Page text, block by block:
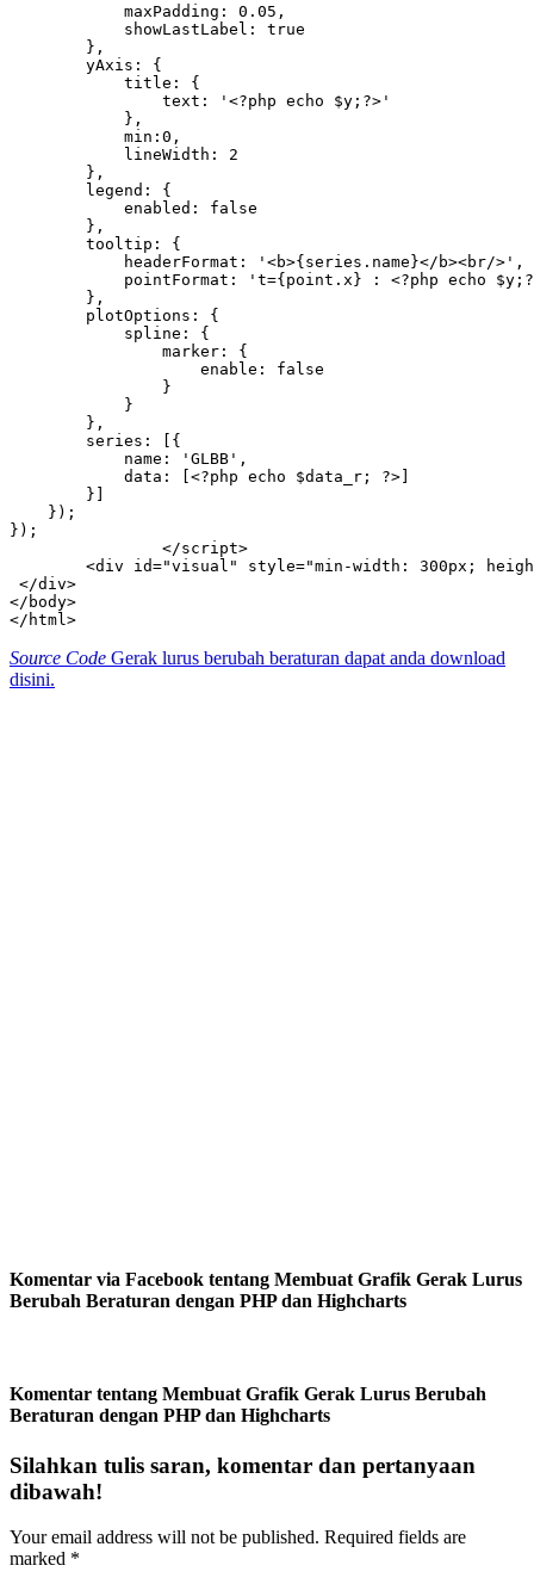
            maxPadding: 0.05,
            showLastLabel: true
        },
        yAxis: {
            title: {
                text: '<?php echo $y;?>'
            },
            min:0,
            lineWidth: 2
        },
        legend: {
            enabled: false
        },
        tooltip: {
            headerFormat: '<b>{series.name}</b><br/>',
pointFormat: 't={point.x} : <?php echo
        },
        plotOptions: {
            spline: {
                marker: {
                    enable: false
                }
            }
        },
        series: [{
            name: 'GLBB',
            data: [<?php echo $data_r; ?>]
        }]
    });
});
<div id="visual" style="min-width: 300px;
</div>
</body>
Source Code Gerak lurus berubah beraturan dapat anda download
disini.
Komentar via Facebook tentang Membuat Grafik Gerak Lurus
Berubah Beraturan dengan PHP dan Highcharts
Komentar tentang Membuat Grafik Gerak Lurus Berubah
Beraturan dengan PHP dan Highcharts
Silahkan tulis saran, komentar dan pertanyaan
dibawah!
Your email address will not be published. Required fields are
marked *